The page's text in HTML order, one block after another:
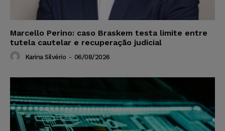
Marcello Perino: caso Braskem testa limite entre
tutela cautelar e recuperação judicial
Karina Silvério - 06/08/2026